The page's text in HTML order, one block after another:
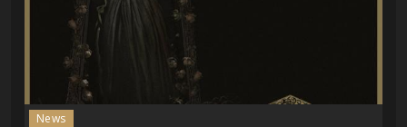
News